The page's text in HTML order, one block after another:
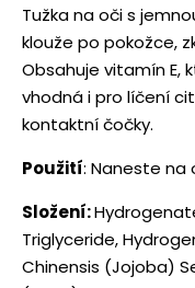
Tužka na oči s
klouže po pokožce,
Obsahuje vitamín E,
vhodná i pro líčení
kontaktní čočky.
Použití: Naneste na
Složení:
Triglyceride,
Chinensis (Jojoba)